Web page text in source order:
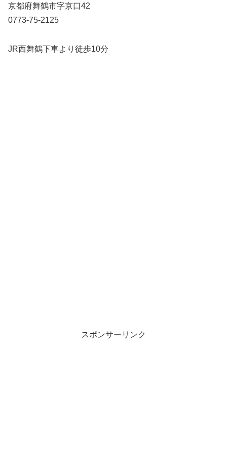
京都府舞鶴市字京口42
0773-75-2125
JR西舞鶴下車より徒歩10分
スポンサーリンク